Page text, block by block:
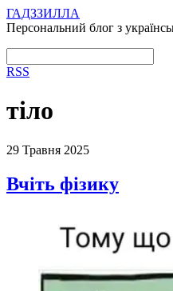
ГАДЗЗИЛЛА
Персональний блог з
RSS
тіло
29 Травня 2025
Вчіть фізику